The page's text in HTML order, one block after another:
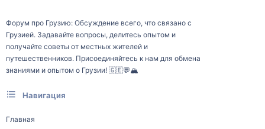
Форум про Грузию: Обсуждение всего, что связано с
Грузией. Задавайте вопросы, делитесь опытом и
получайте советы от местных жителей и
путешественников. Присоединяйтесь к нам для обмена
знаниями и опытом о Грузии! 🇬🇪💬🏔️
Навигация
Главная